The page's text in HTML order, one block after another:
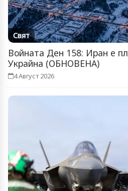
Свят
Войната Ден 158: Иран е
Украйна (ОБНОВЕНА)
4 Август 2026